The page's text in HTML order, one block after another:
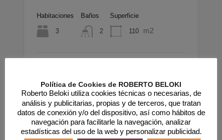
Habitaciones
3
Baños
2
Superficie
110 m2
Desde 209.950€
Por
Irun, Palmera Montero, Juan Wollmer, 13
Destacado
Política de Cookies de ROBERTO BELOKI
Roberto Beloki utiliza cookies técnicas o necesarias, de
análisis y publicitarias, propias y de terceros, que tratan
datos de conexión y/o del dispositivo, así como hábitos de
navegación para facilitarle la navegación, analizar
estadísticas del uso de la web y personalizar publicidad.